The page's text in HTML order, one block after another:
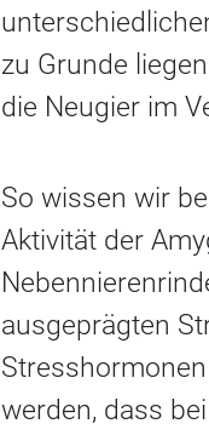
zu Grunde
die Neugier im
So wissen wir
Aktivität der
ausgeprägten
werden, dass